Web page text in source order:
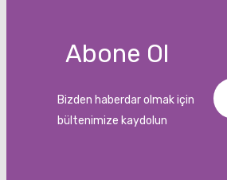
Abone Ol
Bizden haberdar olmak için
bültenimize kaydolun